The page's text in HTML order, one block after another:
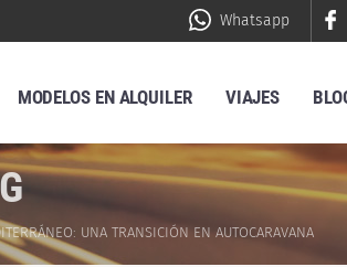
Whatsapp
MODELOS EN ALQUILER VIAJES
UNA TRANSICIÓN EN AUTOCARAVANA